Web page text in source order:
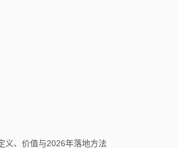
义、价值与2026年落地方法